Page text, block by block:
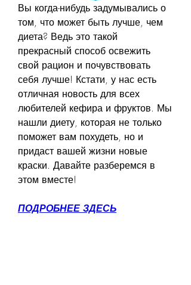
Вы когда-нибудь задумывались о
том, что может быть лучше, чем
диета? Ведь это такой
прекрасный способ освежить
свой рацион и почувствовать
себя лучше! Кстати, у нас есть
отличная новость для всех
любителей кефира и фруктов. Мы
нашли диету, которая не только
поможет вам похудеть, но и
придаст вашей жизни новые
краски. Давайте разберемся в
этом вместе!
ПОДРОБНЕЕ ЗДЕСЬ